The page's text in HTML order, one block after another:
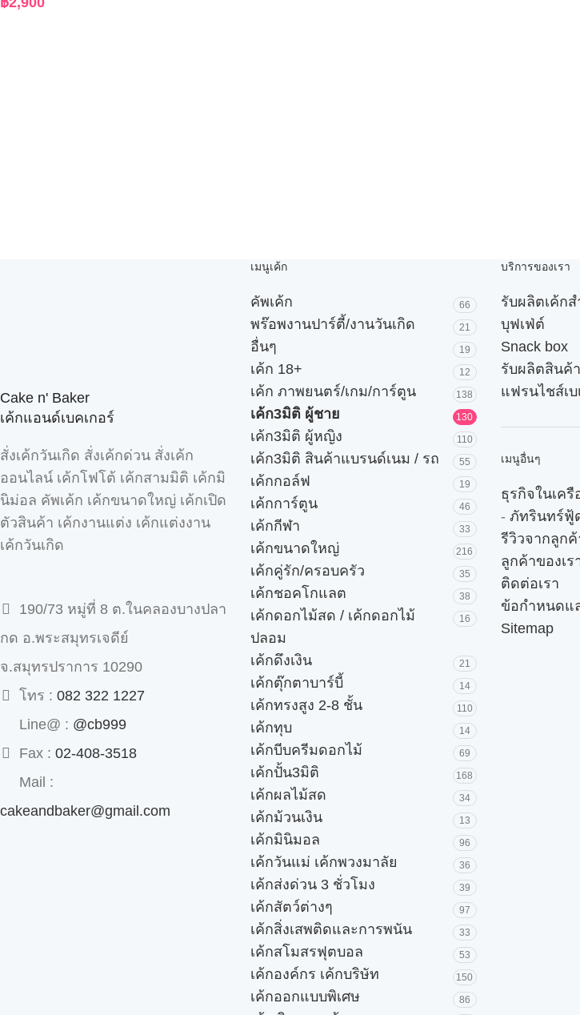
Cake n' Baker
เค้กแอนด์เบคเกอร์
สั่งเค้กวันเกิด สั่งเค้กด่วน สั่งเค้ก
ออนไลน์ เค้กโฟโต้ เค้กสามมิติ เค้กมิ
นิม่อล คัพเค้ก เค้กขนาดใหญ่ เค้กเปิด
ตัวสินค้า เค้กงานแต่ง เค้กแต่งงาน
เค้กวันเกิด
190/73 หมู่ที่ 8 ต.ในคลองบางปลา
กด อ.พระสมุทรเจดีย์
จ.สมุทรปราการ 10290
โทร : 082 322 1227
Line@ : @cb999
Fax : 02-408-3518
Mail :
cakeandbaker@gmail.com
เมนูเค้ก
คัพเค้ก 66
พร๊อพงานปาร์ตี้/งานวันเกิด 21
อื่นๆ 19
เค้ก 18+ 12
เค้ก ภาพยนตร์/เกม/การ์ตูน 138
เค้ก3มิติ ผู้ชาย 130
เค้ก3มิติ ผู้หญิง 110
เค้ก3มิติ สินค้าแบรนด์เนม / รถ 55
เค้กกอล์ฟ 19
เค้กการ์ตูน 46
เค้กกีฬา 33
เค้กขนาดใหญ่ 216
เค้กคู่รัก/ครอบครัว 35
เค้กชอคโกแลต 38
เค้กดอกไม้สด / เค้กดอกไม้
ปลอม
16
เค้กดึงเงิน 21
เค้กตุ๊กตาบาร์บี้ 14
เค้กทรงสูง 2-8 ชั้น 110
เค้กทุบ 14
เค้กบีบครีมดอกไม้ 69
เค้กปั้น3มิติ 168
เค้กผลไม้สด 34
เค้กม้วนเงิน 13
เค้กมินิมอล 96
เค้กวันแม่ เค้กพวงมาลัย 36
เค้กส่งด่วน 3 ชั่วโมง 39
เค้กสัตว์ต่างๆ 97
เค้กสิ่งเสพติดและการพนัน 33
เค้กสโมสรฟุตบอล 53
เค้กองค์กร เค้กบริษัท 150
เค้กออกแบบพิเศษ 86
บริการของเรา
รับผลิตเค้ก
บุฟเฟ่ต์
Snack box
รับผลิตสินค้
แฟรนไชส์เบ
เมนูอื่นๆ
ธุรกิจในเครื
- ภัทรินทร์ฟู้
รีวิวจากลูกค้
ลูกค้าของเร
ติดต่อเรา
ข้อกำหนดแ
Sitemap